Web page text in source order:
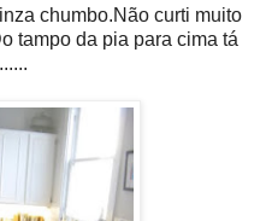
chumbo.Não curti muito
tampo da pia para cima tá